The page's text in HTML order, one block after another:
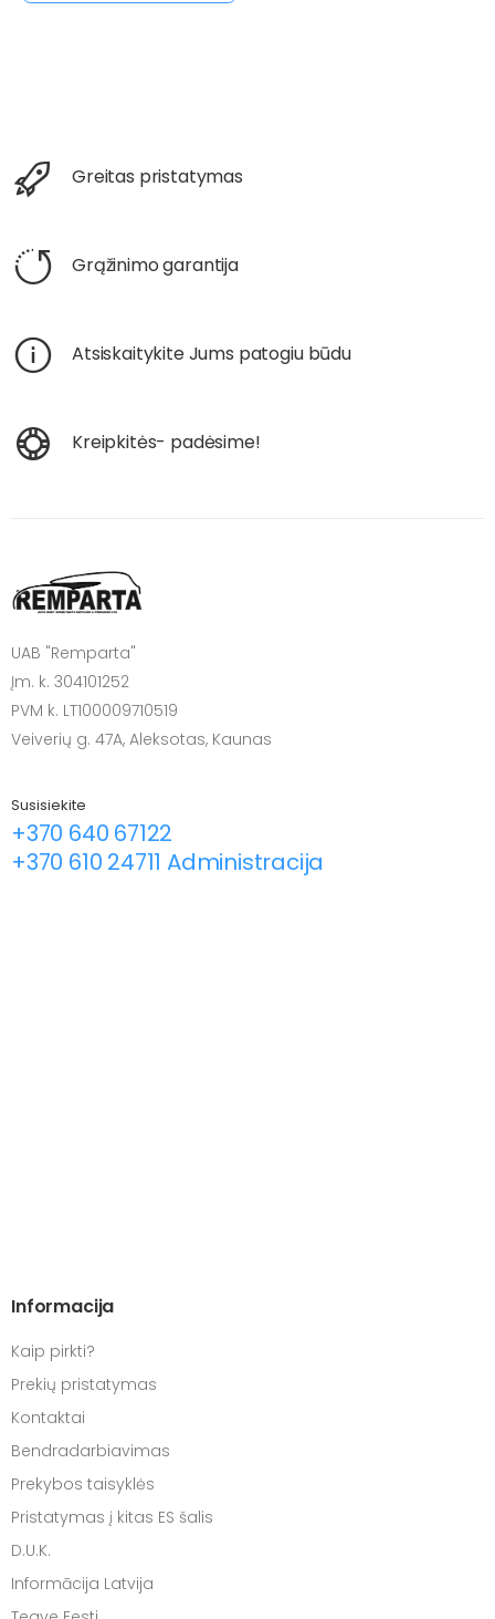
Greitas pristatymas
Grąžinimo garantija
Atsiskaitykite Jums patogiu būdu
Kreipkitės- padėsime!
UAB "Remparta"
Įm. k. 304101252
PVM k. LT100009710519
Veiverių g. 47A, Aleksotas, Kaunas
Susisiekite
+370 640 67122
+370 610 24711 Administracija
Informacija
Kaip pirkti?
Prekių pristatymas
Kontaktai
Bendradarbiavimas
Prekybos taisyklės
Pristatymas į kitas ES šalis
D.U.K.
Informācija Latvija